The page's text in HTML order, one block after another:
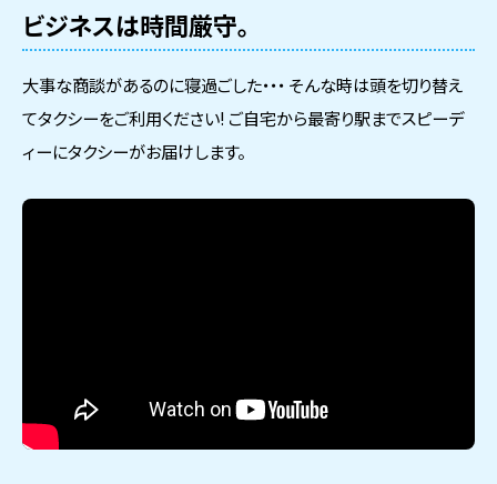
ビジネスは時間厳守。
大事な商談があるのに寝過ごした・・・ そんな時は頭を切り替え
てタクシーをご利用ください! ご自宅から最寄り駅までスピーデ
ィーにタクシーがお届けします。